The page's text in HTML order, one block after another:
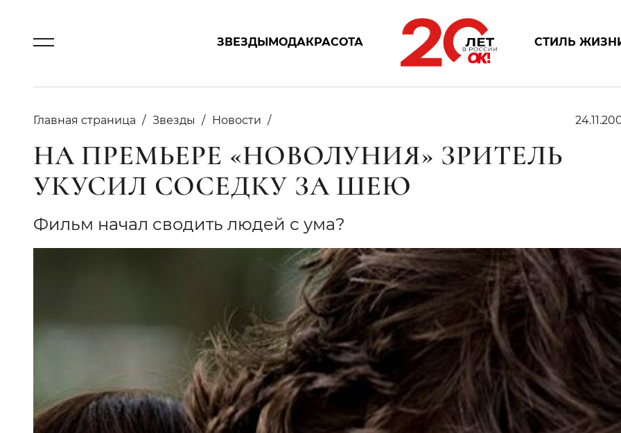
ЗВЕЗДЫМОДАКРАСОТА СТИЛЬ
Главная страница Звезды Новости
НА ПРЕМЬЕРЕ «НОВОЛУНИЯ» ЗРИТЕЛЬ
УКУСИЛ СОСЕДКУ ЗА ШЕЮ
Фильм начал сводить людей с ума?